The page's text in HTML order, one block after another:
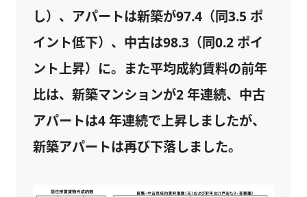
し）、アパートは新築が97.4（同3.5 ポ
イント低下）、中古は98.3（同0.2 ポイ
ント上昇）に。また平均成約賃料の前年
比は、新築マンションが2 年連続、中古
アパートは4 年連続で上昇しましたが、
新築アパートは再び下落しました。